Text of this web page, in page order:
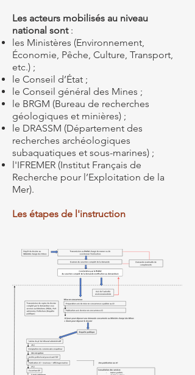
Les acteurs mobilisés au niveau
national sont:
les Ministères (Environnement,
Économie, Pêche, Culture, Transport,
etc.) ;
le Conseil d’État ;
le Conseil général des Mines ;
le BRGM (Bureau de recherches
géologiques et minières) ;
le DRASSM (Département des
recherches archéologiques
subaquatiques et sous-marines) ;
l'IFREMER (Institut Français de
Recherche pour l’Exploitation de la
Mer).
Les étapes de l'instruction